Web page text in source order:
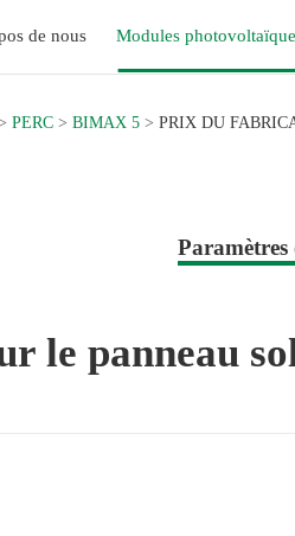
de nous Modules
PERC BIMAX 5 PRIX DU
Paramètres
le panneau